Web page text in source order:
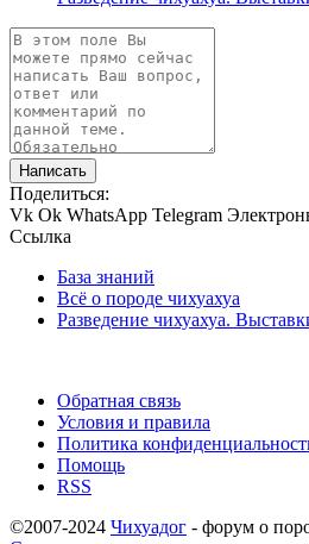
Написать
Поделиться:
Vk Ok WhatsApp Telegram
Ссылка
База знаний
Всё о породе чихуахуа
Разведение чихуахуа.
Обратная связь
Условия и правила
Политика
Помощь
RSS
©2007-2024 Чихуадог - форум о